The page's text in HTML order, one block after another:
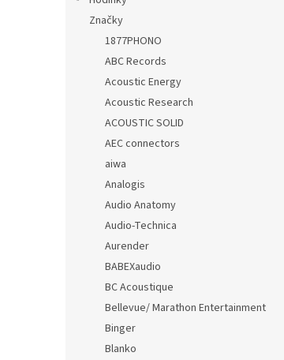
Značky
1877PHONO
ABC Records
Acoustic Energy
Acoustic Research
ACOUSTIC SOLID
AEC connectors
aiwa
Analogis
Audio Anatomy
Audio-Technica
Aurender
BABEXaudio
BC Acoustique
Bellevue/ Marathon Entertainment
Binger
Blanko